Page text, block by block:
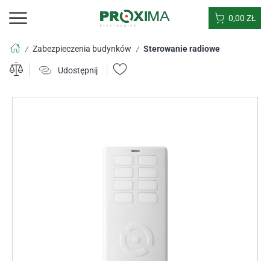
0,00 ZŁ
/ Zabezpieczenia budynków / Sterowanie radiowe
Udostępnij